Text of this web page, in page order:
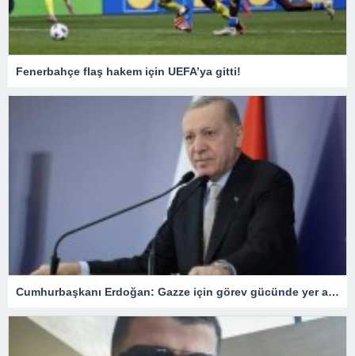
Fenerbahçe flaş hakem için UEFA’ya gitti!
Cumhurbaşkanı Erdoğan: Gazze için görev gücünde yer alacağız.